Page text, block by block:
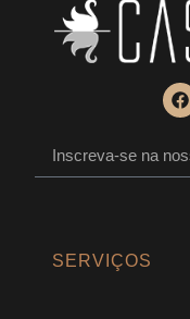
SERVIÇOS